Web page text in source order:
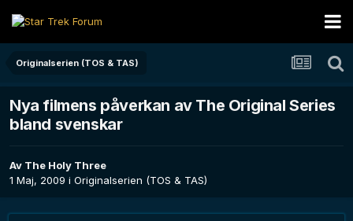
Originalserien (TOS & TAS)
Nya filmens påverkan av The Original Series
bland svenskar
Av The Holy Three
1 Maj, 2009 i Originalserien (TOS & TAS)